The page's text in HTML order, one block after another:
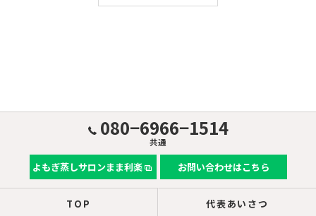
080−6966−1514
共通
よもぎ蒸しサロンまま利楽 お問い合わせはこちら
TOP 代表あいさつ